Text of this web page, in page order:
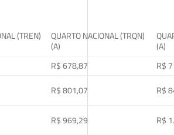
(TREN)
QUARTO NACIONAL (TRQN)
(A)
(A)
R$ 678,87
R$
R$ 801,07
R$
R$ 969,29
R$